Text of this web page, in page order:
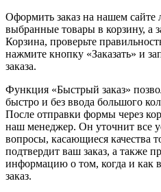
Оформить заказ на нашем сайте
выбранные товары в корзину, а
Корзина, проверьте
нажмите кнопку «Заказать» и
заказа.
Функция «Быстрый заказ»
быстро и без ввода большого
После отправки формы через
наш менеджер. Он уточнит все
вопросы, касающиеся качества
подтвердит ваш заказ, а также
информацию о том, когда и как
заказ.